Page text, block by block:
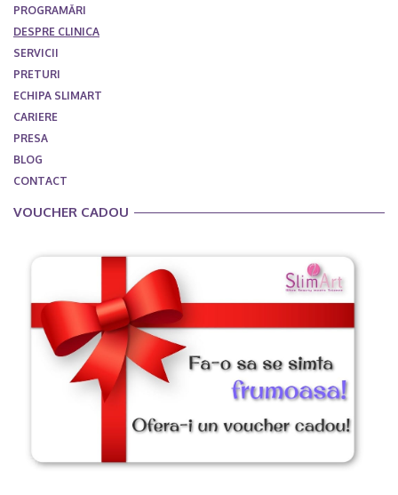
PROGRAMĂRI
DESPRE CLINICA
SERVICII
PRETURI
ECHIPA SLIMART
CARIERE
PRESA
BLOG
CONTACT
VOUCHER CADOU